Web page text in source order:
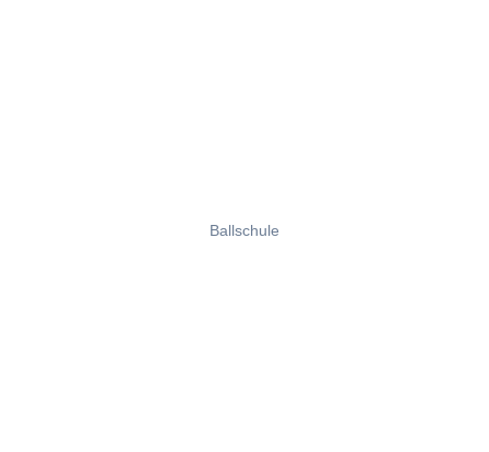
Ballschule